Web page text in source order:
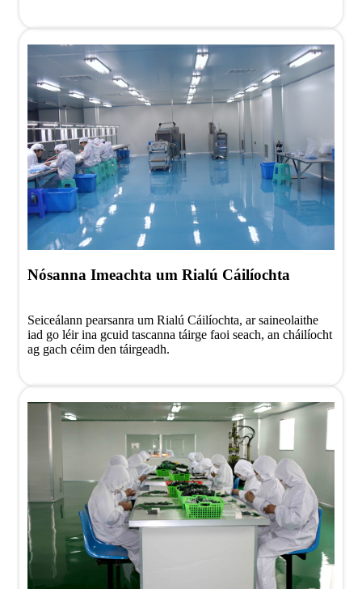
Nósanna Imeachta um Rialú Cáilíochta
Seiceálann pearsanra um Rialú Cáilíochta, ar saineolaithe
iad go léir ina gcuid tascanna táirge faoi seach, an cháilíocht
ag gach céim den táirgeadh.